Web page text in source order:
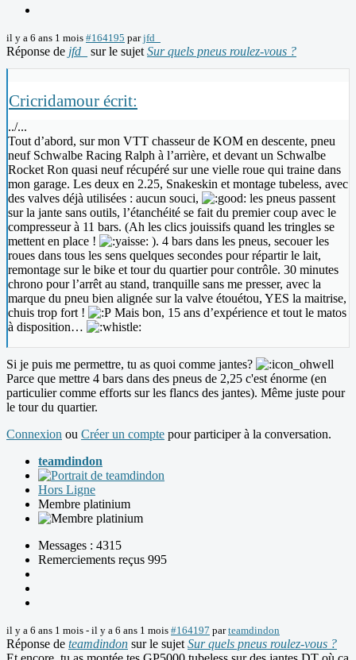
il y a 6 ans 1 mois #164195 parjfd_
Réponse de jfd_ sur le sujet Sur quels pneus roulez-vous ?
Cricridamour écrit:
../...
Tout d’abord, sur mon VTT chasseur de KOM en descente, pneu
neuf Schwalbe Racing Ralph à l’arrière, et devant un Schwalbe
Rocket Ron quasi neuf récupéré sur une vielle roue qui traine dans
mon garage. Les deux en 2.25, Snakeskin et montage tubeless, avec
des valves déjà utilisées : aucun souci,
les pneus passent
sur la jante sans outils, l’étanchéité se fait du premier coup avec le
compresseur à 11 bars. (Ah les clics jouissifs quand les tringles se
mettent en place !
). 4 bars dans les pneus, secouer les
roues dans tous les sens quelques secondes pour répartir le lait,
remontage sur le bike et tour du quartier pour contrôle. 30 minutes
chrono pour l’arrêt au stand, tranquille sans me presser, avec la
marque du pneu bien alignée sur la valve étouétou, YES la maitrise,
chuis trop fort !
Mais bon, 15 ans d’expérience et tout le matos
à disposition…
Si je puis me permettre, tu as quoi comme jantes?
Parce que mettre 4 bars dans des pneus de 2,25 c'est énorme (en
particulier comme efforts sur les flancs des jantes). Même juste pour
le tour du quartier.
Connexion ou Créer un compte pour participer à la conversation.
teamdindon
Hors Ligne
Membre platinium
Messages : 4315
Remerciements reçus 995
il y a 6 ans 1 mois - il y a 6 ans 1 mois #164197 parteamdindon
Réponse de teamdindon sur le sujet Sur quels pneus roulez-vous ?